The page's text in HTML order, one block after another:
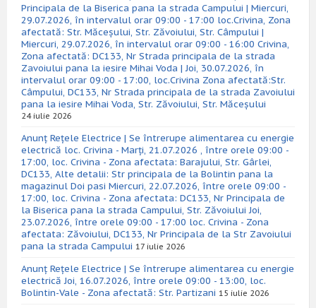
Principala de la Biserica pana la strada Campului | Miercuri,
29.07.2026, în intervalul orar 09:00 - 17:00 loc.Crivina, Zona
afectată: Str. Măceșului, Str. Zăvoiului, Str. Câmpului |
Miercuri, 29.07.2026, în intervalul orar 09:00 - 16:00 Crivina,
Zona afectată: DC133, Nr Strada principala de la strada
Zavoiului pana la iesire Mihai Voda | Joi, 30.07.2026, în
intervalul orar 09:00 - 17:00, loc.Crivina Zona afectată:Str.
Câmpului, DC133, Nr Strada principala de la strada Zavoiului
pana la iesire Mihai Voda, Str. Zăvoiului, Str. Măceșului
24 iulie 2026
Anunț Rețele Electrice | Se întrerupe alimentarea cu energie
electrică loc. Crivina - Marți, 21.07.2026 , între orele 09:00 -
17:00, loc. Crivina - Zona afectata: Barajului, Str. Gârlei,
DC133, Alte detalii: Str principala de la Bolintin pana la
magazinul Doi pasi Miercuri, 22.07.2026, între orele 09:00 -
17:00, loc. Crivina - Zona afectata: DC133, Nr Principala de
la Biserica pana la strada Campului, Str. Zăvoiului Joi,
23.07.2026, între orele 09:00 - 17:00 loc. Crivina - Zona
afectata: Zăvoiului, DC133, Nr Principala de la Str Zavoiului
pana la strada Campului 17 iulie 2026
Anunț Rețele Electrice | Se întrerupe alimentarea cu energie
electrică Joi, 16.07.2026, între orele 09:00 - 13:00, loc.
Bolintin-Vale - Zona afectată: Str. Partizani 15 iulie 2026